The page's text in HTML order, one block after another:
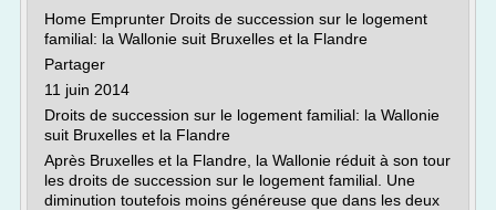
Home Emprunter Droits de succession sur le logement
familial: la Wallonie suit Bruxelles et la Flandre
Partager
11 juin 2014
Droits de succession sur le logement familial: la Wallonie
suit Bruxelles et la Flandre
Après Bruxelles et la Flandre, la Wallonie réduit à son tour
les droits de succession sur le logement familial. Une
diminution toutefois moins généreuse que dans les deux